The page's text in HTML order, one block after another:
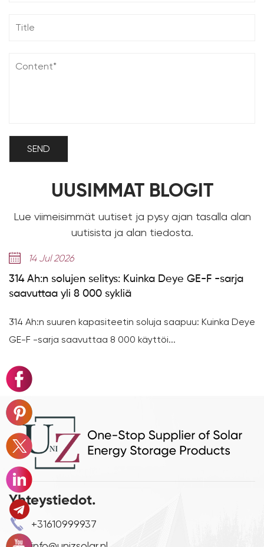
UUSIMMAT BLOGIT
Lue viimeisimmät uutiset ja pysy ajan tasalla alan
uutisista ja alan tiedosta.
14 Jul 2026
314 Ah:n solujen selitys: Kuinka Deye GE-F -sarja
saavuttaa yli 8 000 sykliä
314 Ah:n suuren kapasiteetin soluja saapuu: Kuinka Deye
GE-F -sarja saavuttaa 8 000 käyttöi...
Yhteystiedot.
+31610999937